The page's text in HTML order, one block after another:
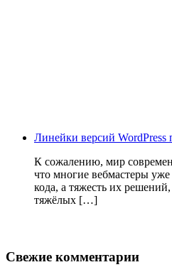
Линейки версий WordPress
К сожалению, мир
что многие вебмастеры уже
кода, а тяжесть их
тяжёлых […]
Свежие комментарии